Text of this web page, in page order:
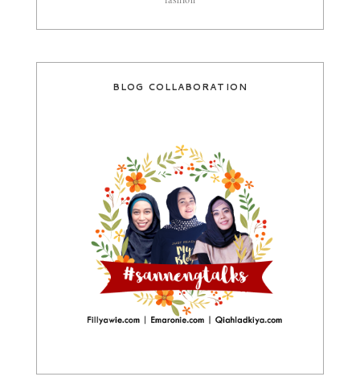
BLOG COLLABORATION